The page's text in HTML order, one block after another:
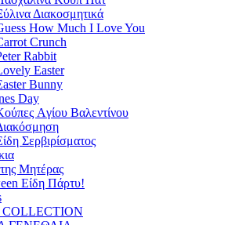
Διακοσμητικά
How Much I Love You
Crunch
Rabbit
Easter
Bunny
Day
Aγίου Βαλεντίνου
Σερβιρίσματος
Μητέρας
Είδη Πάρτυ!